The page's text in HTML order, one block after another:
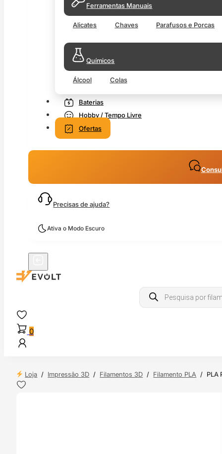
Ferramentas Manuais
Alicates Chaves Parafusos e Porcas
Químicos
Álcool Colas
Baterias
Hobby / Tempo Livre
Ofertas
Precisas de ajuda?
Ativa o Modo Escuro
Products
search
0
Loja / Impressão 3D / Filamentos 3D / Filamento PLA / PLA